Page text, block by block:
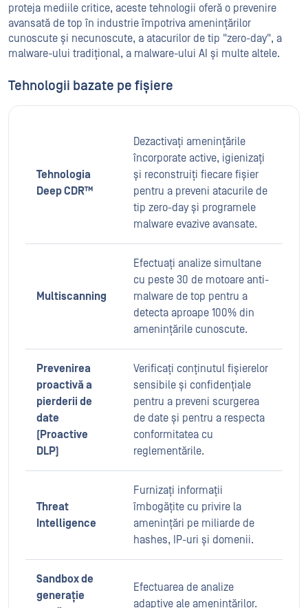
proteja mediile critice, aceste tehnologii oferă o prevenire
avansată de top în industrie împotriva amenințărilor
cunoscute și necunoscute, a atacurilor de tip "zero-day", a
malware-ului tradițional, a malware-ului AI și multe altele.
Tehnologii bazate pe fișiere
Tehnologia
Deep CDR™
Dezactivați amenințările
încorporate active, igienizați
și reconstruiți fiecare fișier
pentru a preveni atacurile de
tip zero-day și programele
malware evazive avansate.
Multiscanning
Efectuați analize simultane
cu peste 30 de motoare anti-
malware de top pentru a
detecta aproape 100% din
amenințările cunoscute.
Prevenirea
proactivă a
pierderii de
date
(Proactive
DLP)
Verificați conținutul fișierelor
sensibile și confidențiale
pentru a preveni scurgerea
de date și pentru a respecta
conformitatea cu
reglementările.
Threat
Intelligence
Furnizați informații
îmbogățite cu privire la
amenințări pe miliarde de
hashes, IP-uri și domenii.
Sandbox de
generație
Efectuarea de analize
adaptive ale amenințărilor.